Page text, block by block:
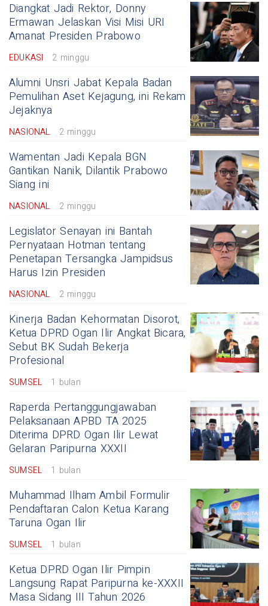
Diangkat Jadi Rektor, Donny
Ermawan Jelaskan Visi Misi URI
Amanat Presiden Prabowo
EDUKASI 2 minggu
Alumni Unsri Jabat Kepala Badan
Pemulihan Aset Kejagung, ini Rekam
Jejaknya
NASIONAL 2 minggu
Wamentan Jadi Kepala BGN
Gantikan Nanik, Dilantik Prabowo
Siang ini
NASIONAL 2 minggu
Legislator Senayan ini Bantah
Pernyataan Hotman tentang
Penetapan Tersangka Jampidsus
Harus Izin Presiden
NASIONAL 2 minggu
Kinerja Badan Kehormatan Disorot,
Ketua DPRD Ogan Ilir Angkat Bicara,
Sebut BK Sudah Bekerja
Profesional
SUMSEL 1 bulan
Raperda Pertanggungjawaban
Pelaksanaan APBD TA 2025
Diterima DPRD Ogan Ilir Lewat
Gelaran Paripurna XXXII
SUMSEL 1 bulan
Muhammad Ilham Ambil Formulir
Pendaftaran Calon Ketua Karang
Taruna Ogan Ilir
SUMSEL 1 bulan
Ketua DPRD Ogan Ilir Pimpin
Langsung Rapat Paripurna ke-XXXII
Masa Sidang III Tahun 2026